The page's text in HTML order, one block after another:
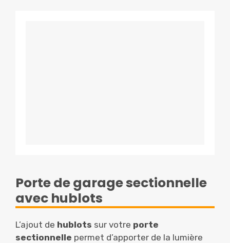
Porte de garage sectionnelle
avec hublots
L’ajout de hublots sur votre porte
sectionnelle permet d’apporter de la lumière